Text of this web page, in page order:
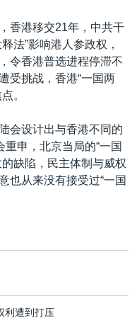
香港移交21年，中共干
法”影响港人参政权，
令香港普选进程停滞不
受挑战，香港“一国两
。
会设计出与香港不同的
重申，北京当局的“一国
缺陷，民主体制与威权
也从来没有接受过“一国
利遭到打压